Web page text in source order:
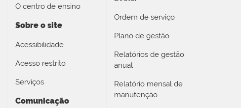
O centro de ensino
Sobre o site
Acessibilidade
Acesso restrito
Serviços
Comunicação
Ordem de serviço
Plano de gestão
Relatórios de gestão
anual
Relatório mensal de
manutenção